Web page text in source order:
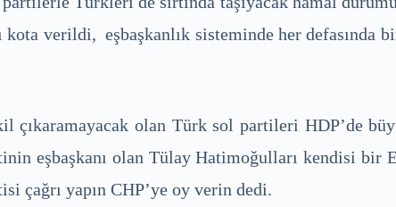
kota verildi, eşbaşkanlık sisteminde her
çıkaramayacak olan Türk sol partileri HDP’de
eşbaşkanı olan Tülay Hatimoğulları kendisi bir
çağrı yapın CHP’ye oy verin dedi.